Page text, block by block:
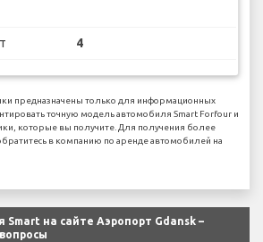
4
предназначены только для информационных
точную модель автомобиля Smart Forfour и
которые вы получите. Для получения более
в компанию по аренде автомобилей на
на сайте Аэропорт Gdansk –